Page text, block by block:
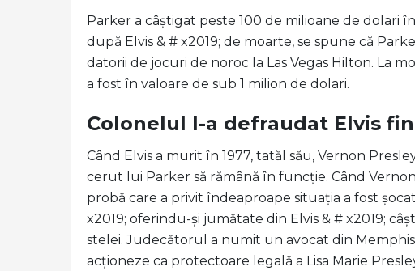
Parker a câștigat peste 100 de milioane de dolari
după Elvis & # x2019; de moarte, se spune că
datorii de jocuri de noroc la Las Vegas Hilton. La
a fost în valoare de sub 1 milion de dolari.
Colonelul l-a defraudat Elvis
Când Elvis a murit în 1977, tatăl său, Vernon
cerut lui Parker să rămână în funcție. Când
probă care a privit îndeaproape situația a fost
x2019; oferindu-și jumătate din Elvis & # x2019;
stelei. Judecătorul a numit un avocat din
acționeze ca protectoare legală a Lisa Marie